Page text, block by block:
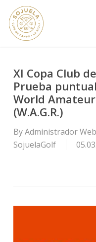
main
XI Copa Club
Prueba
World
(W.A.G.R.)
ByAdministrador Web
SojuelaGolf